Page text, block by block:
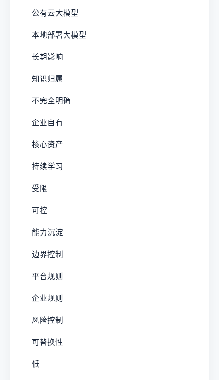
公有云大模型
本地部署大模型
长期影响
知识归属
不完全明确
企业自有
核心资产
持续学习
受限
可控
能力沉淀
边界控制
平台规则
企业规则
风险控制
可替换性
低